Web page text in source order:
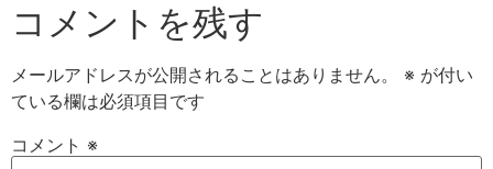
コメントを残す
メールアドレスが公開されることはありません。 ※ が付い
ている欄は必須項目です
コメント ※